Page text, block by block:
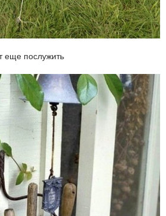
еще послужить